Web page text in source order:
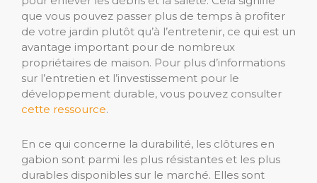
que vous pouvez passer plus de temps à profiter
de votre jardin plutôt qu’à l’entretenir, ce qui est un
avantage important pour de nombreux
propriétaires de maison. Pour plus d’informations
sur l’entretien et l’investissement pour le
développement durable, vous pouvez consulter
cette ressource.
En ce qui concerne la durabilité, les clôtures en
gabion sont parmi les plus résistantes et les plus
durables disponibles sur le marché. Elles sont